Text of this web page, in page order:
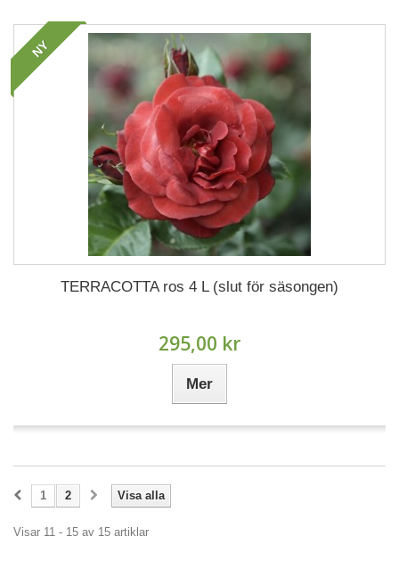
NY
TERRACOTTA ros 4 L (slut för säsongen)
295,00 kr
Mer
Visa alla
1 2
Visar 11 - 15 av 15 artiklar